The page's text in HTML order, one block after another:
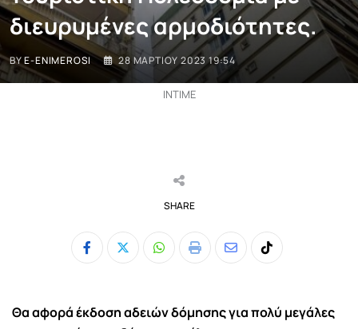
διευρυμένες αρμοδιότητες.
BYE-ENIMEROSI 28 ΜΑΡΤΊΟΥ 2023 19:54
INTIME
SHARE
Whatsapp
Print
ShareTiktok
Θα αφορά έκδοση αδειών δόμησης για πολύ μεγάλες